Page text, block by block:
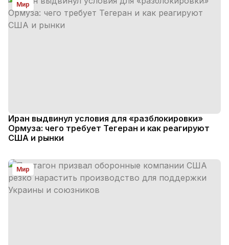
Мир
Иран выдвинул условия для «разблокировки»
Ормуза: чего требует Тегеран и как реагируют
США и рынки
Мир